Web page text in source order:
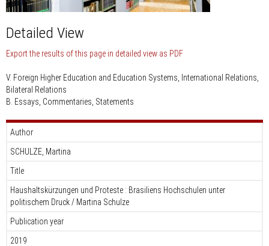
Detailed View
Export the results of this page in detailed view as PDF
V. Foreign Higher Education and Education Systems, International Relations,
Bilateral Relations
B. Essays, Commentaries, Statements
Author
SCHULZE, Martina
Title
Haushaltskürzungen und Proteste : Brasiliens Hochschulen unter
politischem Druck / Martina Schulze
Publication year
2019